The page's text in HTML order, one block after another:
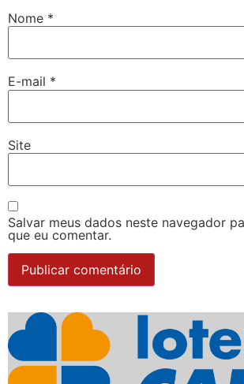
Nome *
E-mail *
Site
Salvar meus dados neste navegador
que eu comentar.